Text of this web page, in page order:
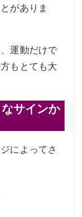
がありま
運動だけで
もとても大
サインか
によってさ